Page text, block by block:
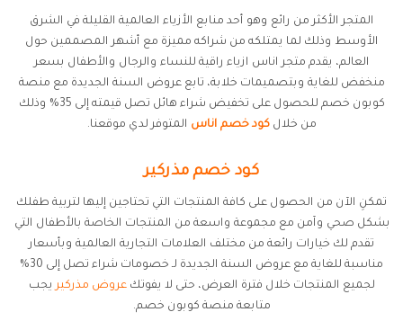
المتجر الأكثر من رائع وهو أحد منابع الأزياء العالمية القليلة في الشرق
الأوسط وذلك لما يمتلكه من شراكه مميزة مع أشهر المصممين حول
العالم، يقدم متجر اناس ازياء راقية للنساء والرجال والأطفال بسعر
منخفض للغاية وبتصميمات خلابة، تابع عروض السنة الجديدة مع منصة
كوبون خصم للحصول على تخفيض شراء هائل تصل قيمته إلى 35% وذلك
من خلالكود خصم اناس المتوفر لدي موقعنا.
كود خصم مذركير
تمكنِ الآن من الحصول على كافة المنتجات التي تحتاجين إليها لتربية طفلك
بشكل صحي وآمن مع مجموعة واسعة من المنتجات الخاصة بالأطفال التي
تقدم لك خيارات رائعة من مختلف العلامات التجارية العالمية وبأسعار
مناسبة للغاية مع عروض السنة الجديدة لـ خصومات شراء تصل إلى 30%
لجميع المنتجات خلال فترة العرض، حتى لا يفوتكعروض مذركيريجب
متابعة منصة كوبون خصم.